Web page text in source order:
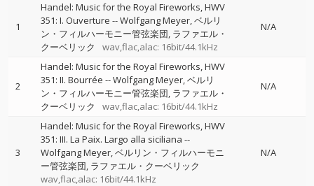
1
Handel: Music for the Royal Fireworks, HWV
351: I. Ouverture --Wolfgang Meyer ベルリ
ン・フィルハーモニー管弦楽団 ラファエル・
クーベリック
wav,flac,alac: 16bit/44.1kHz
N/A
2
Handel: Music for the Royal Fireworks, HWV
351: II. Bourrée --Wolfgang Meyer ベルリ
ン・フィルハーモニー管弦楽団 ラファエル・
クーベリック
wav,flac,alac: 16bit/44.1kHz
N/A
3
Handel: Music for the Royal Fireworks, HWV
351: III. La Paix. Largo alla siciliana --
Wolfgang Meyer ベルリン・フィルハーモニ
ー管弦楽団 ラファエル・クーベリック
wav,flac,alac: 16bit/44.1kHz
N/A